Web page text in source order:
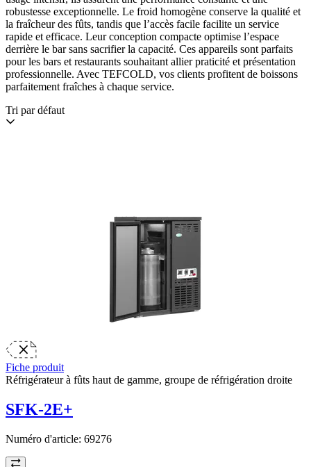
robustesse exceptionnelle. Le froid homogène conserve la qualité et
la fraîcheur des fûts, tandis que l’accès facile facilite un service
rapide et efficace. Leur conception compacte optimise l’espace
derrière le bar sans sacrifier la capacité. Ces appareils sont parfaits
pour les bars et restaurants souhaitant allier praticité et présentation
professionnelle. Avec TEFCOLD, vos clients profitent de boissons
parfaitement fraîches à chaque service.
Tri par défaut
Fiche produit
Réfrigérateur à fûts haut de gamme, groupe de réfrigération droite
SFK-2E+
Numéro d'article: 69276